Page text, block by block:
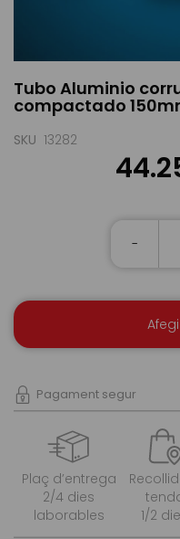
Tubo Aluminio
compactado
SKU 13282
-
Pagament segur
Plaç d’entrega
2/4 dies
laborables
1/2
to
the
beginning
of